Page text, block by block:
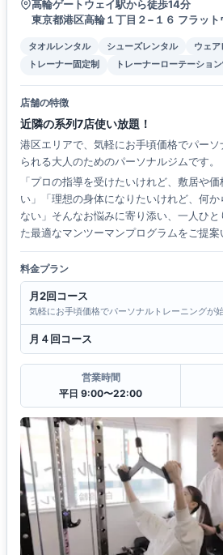
高輪ゲートウェイ駅から徒歩14分
東京都港区高輪１丁目２−１６ フラッ
タオルレンタル シューズレンタル ウェ
トレーナー固定制
トレーナーローテーショ
店舗の特徴
近隣の系列7店使い放題！
港区エリアで、気軽にお手頃価格でパー
られる大人のためのパーソナルジムです。
「プロの指導を受けたいけれど、敷居や
い」「理想の身体になりたいけれど、何
ない」そんなお悩みに寄り添い、一人ひ
た最適なマンツーマンプログラムをご提案
料金プラン
月2回コース
気軽にお手頃価格でパーソナルトレーニングが
月４回コース
営業時間
平日 9:00〜22:00